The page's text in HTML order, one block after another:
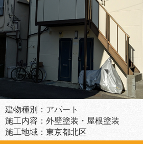
建物種別：アパート
施工内容：外壁塗装・屋根塗装
施工地域：東京都北区